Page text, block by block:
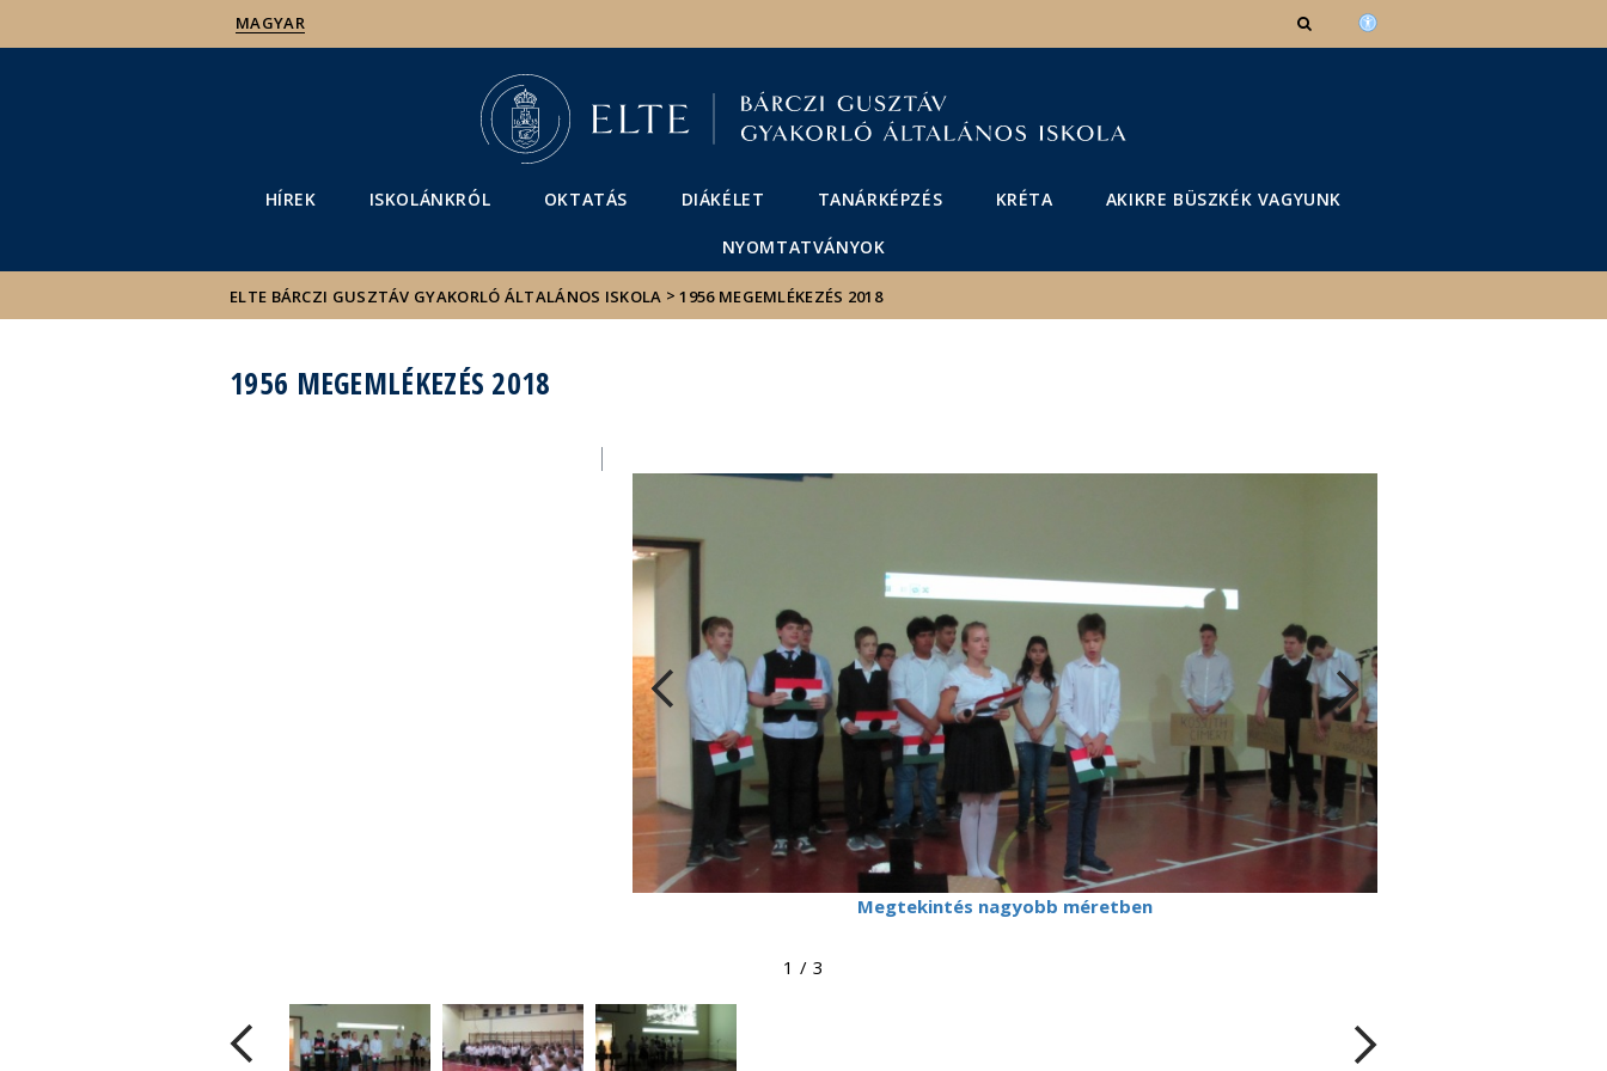
MAGYAR
HÍREK ISKOLÁNKRÓL OKTATÁS DIÁKÉLET TANÁRKÉPZÉS KRÉTA AKIKRE BÜSZKÉK VAGYUNK
NYOMTATVÁNYOK
ELTE BÁRCZI GUSZTÁV GYAKORLÓ ÁLTALÁNOS ISKOLA >1956 MEGEMLÉKEZÉS 2018
1956 MEGEMLÉKEZÉS 2018
Megtekintés nagyobb méretben
1 / 3